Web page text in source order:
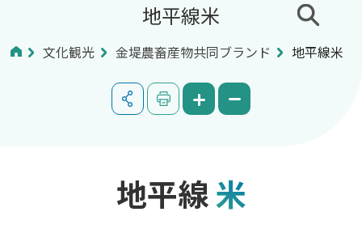
地平線米
文化観光 金堤農畜産物共同ブランド 地平線米
地平線米